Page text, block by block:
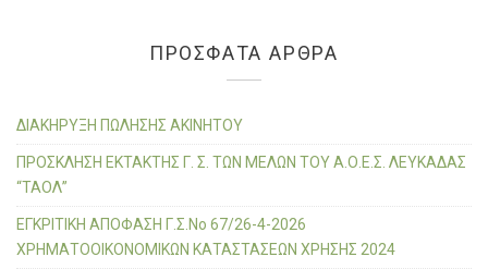
εί
ε
o
r
:
ΠΡΌΣΦΑΤΑ ΆΡΘΡΑ
ΔΙΑΚΗΡΥΞΗ ΠΩΛΗΣΗΣ ΑΚΙΝΗΤΟΥ
ΠΡΟΣΚΛΗΣΗ ΕΚΤΑΚΤΗΣ Γ. Σ. ΤΩΝ ΜΕΛΩΝ ΤΟΥ Α.Ο.Ε.Σ. ΛΕΥΚΑΔΑΣ
“ΤΑΟΛ”
ΕΓΚΡΙΤΙΚΗ ΑΠΟΦΑΣΗ Γ.Σ.Νο 67/26-4-2026
ΧΡΗΜΑΤΟΟΙΚΟΝΟΜΙΚΩΝ ΚΑΤΑΣΤΑΣΕΩΝ ΧΡΗΣΗΣ 2024